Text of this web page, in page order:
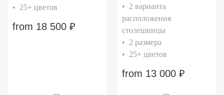
• 25+ цветов
from 18 500 ₽
• 2 варианта
расположения
столешницы
• 2 размера
• 25+ цветов
from 13 000 ₽